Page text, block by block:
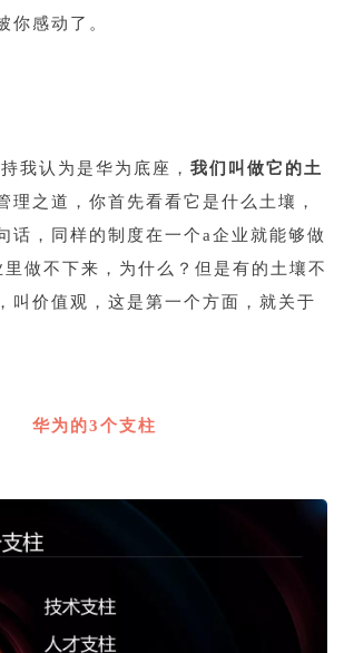
你感动了。
我认为是华为底座， 我们叫做它的土
理之道，你首先看看它是什么土壤，
话，同样的制度在一个a企业就能够做
做不下来，为什么？但是有的土壤不
叫价值观，这是第一个方面，就关于
华为的3个支柱